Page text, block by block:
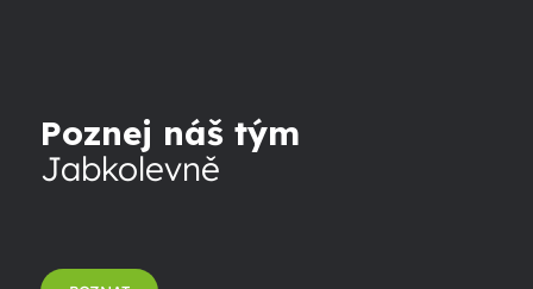
Poznej náš tým
Jabkolevně